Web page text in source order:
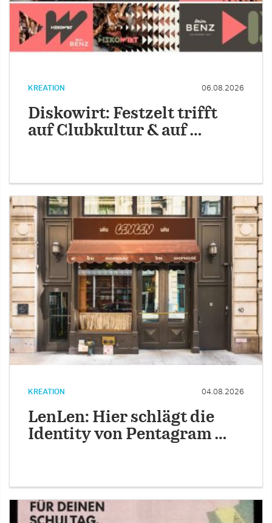
KREATION 06.08.2026
Diskowirt: Festzelt trifft
auf Clubkultur & auf …
KREATION 04.08.2026
LenLen: Hier schlägt die
Identity von Pentagram …